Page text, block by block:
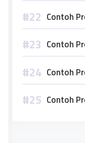
Contoh
Contoh
Contoh
Contoh